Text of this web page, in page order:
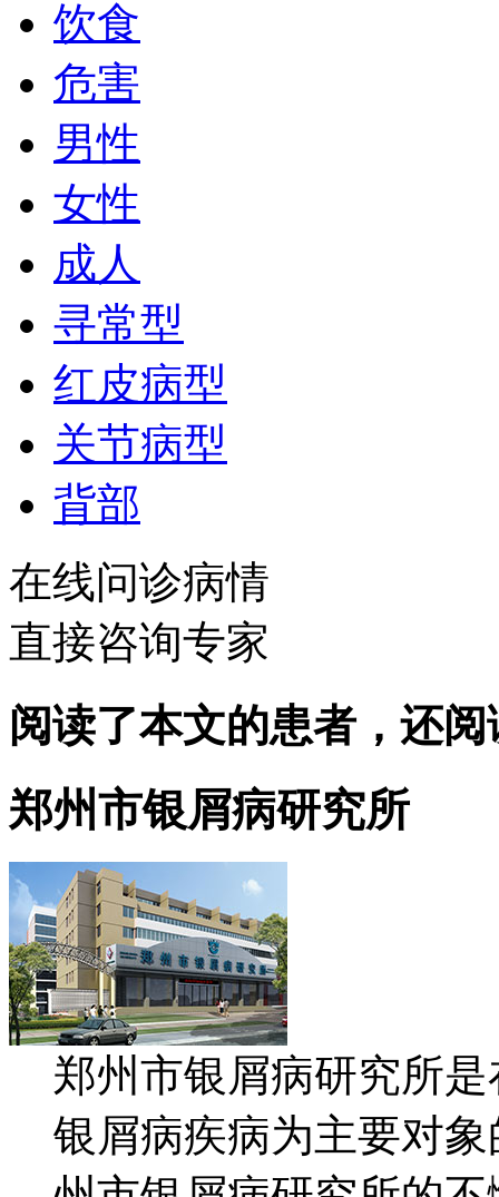
饮食
危害
男性
女性
成人
寻常型
红皮病型
关节病型
背部
在线问诊病情
直接咨询专家
阅读了本文的患者，还
郑州市银屑病研究所
郑州市银屑病研究所
银屑病疾病为主要对